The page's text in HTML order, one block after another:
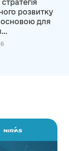
розвитку
основою для